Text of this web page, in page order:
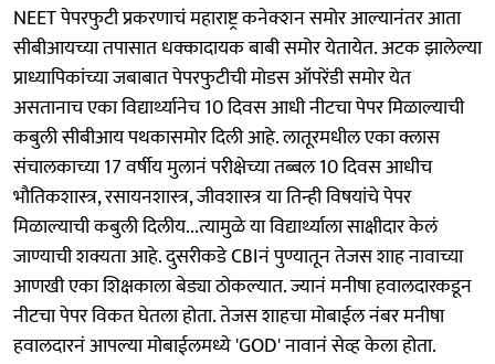
NEET पेपरफुटी प्रकरणाचं महाराष्ट्र कनेक्शन समोर आल्यानंतर आता
सीबीआयच्या तपासात धक्कादायक बाबी समोर येतायेत. अटक झालेल्या
प्राध्यापिकांच्या जबाबात पेपरफुटीची मोडस ऑपरेंडी समोर येत
असतानाच एका विद्यार्थ्यानेच 10 दिवस आधी नीटचा पेपर मिळाल्याची
कबुली सीबीआय पथकासमोर दिली आहे. लातूरमधील एका क्लास
संचालकाच्या 17 वर्षीय मुलानं परीक्षेच्या तब्बल 10 दिवस आधीच
भौतिकशास्त्र, रसायनशास्त्र, जीवशास्त्र या तिन्ही विषयांचे पेपर
मिळाल्याची कबुली दिलीय...त्यामुळे या विद्यार्थ्याला साक्षीदार केलं
जाण्याची शक्यता आहे. दुसरीकडे CBIनं पुण्यातून तेजस शाह नावाच्या
आणखी एका शिक्षकाला बेड्या ठोकल्यात. ज्यानं मनीषा हवालदारकडून
नीटचा पेपर विकत घेतला होता. तेजस शाहचा मोबाईल नंबर मनीषा
हवालदारनं आपल्या मोबाईलमध्ये 'GOD' नावानं सेव्ह केला होता.